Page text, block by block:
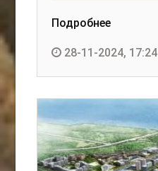
Подробнее
28-11-2024, 17:24